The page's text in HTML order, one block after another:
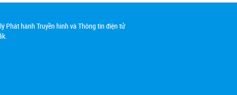
Phát hành Truyền hình và Thông tin điện tử